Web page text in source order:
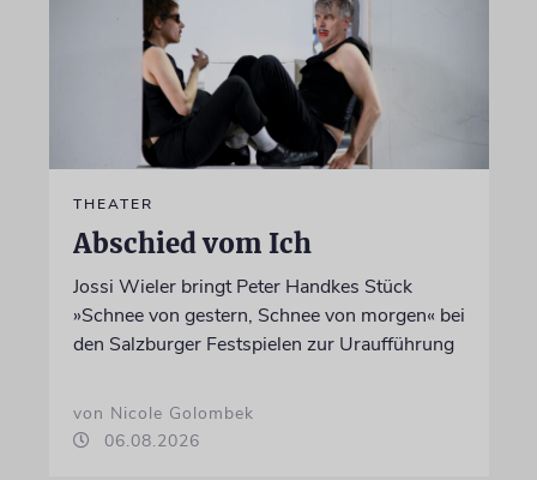
THEATER
Abschied vom Ich
Jossi Wieler bringt Peter Handkes Stück
»Schnee von gestern, Schnee von morgen« bei
den Salzburger Festspielen zur Uraufführung
von Nicole Golombek
06.08.2026